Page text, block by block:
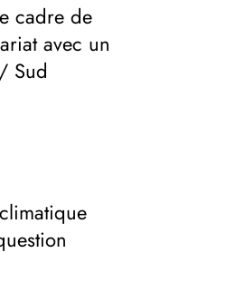
cadre de
avec un
Sud